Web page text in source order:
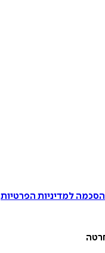
הסכמה למדיניות הפרטיות